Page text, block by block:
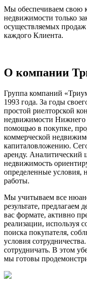
Мы обеспечиваем свою
недвижимости только
осуществляемых
каждого Клиента.
О компании
Группа компаний
1993 года. За годы
простой риелторской
недвижимости Нижнего
помощью в покупке,
коммерческой
капиталовложению.
аренду. Аналитический
недвижимость
определенные условия,
работы.
Мы учитываем все
результате, предлагаем
вас формате, активно
реализации, используя
поиска покупателя,
условия
сотрудничать. В этом
мы готовы